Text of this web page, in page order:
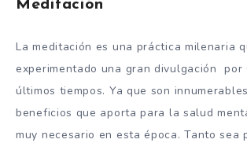
Meditación
La meditación es una práctica milenaria
experimentado una gran divulgación por
últimos tiempos. Ya que son
beneficios que aporta para la salud
muy necesario en esta época. Tanto sea